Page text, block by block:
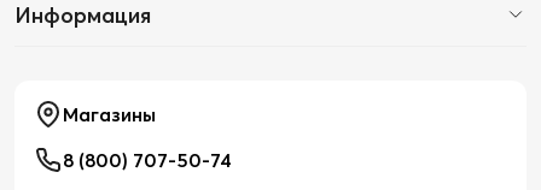
Информация
Магазины
8 (800) 707-50-74